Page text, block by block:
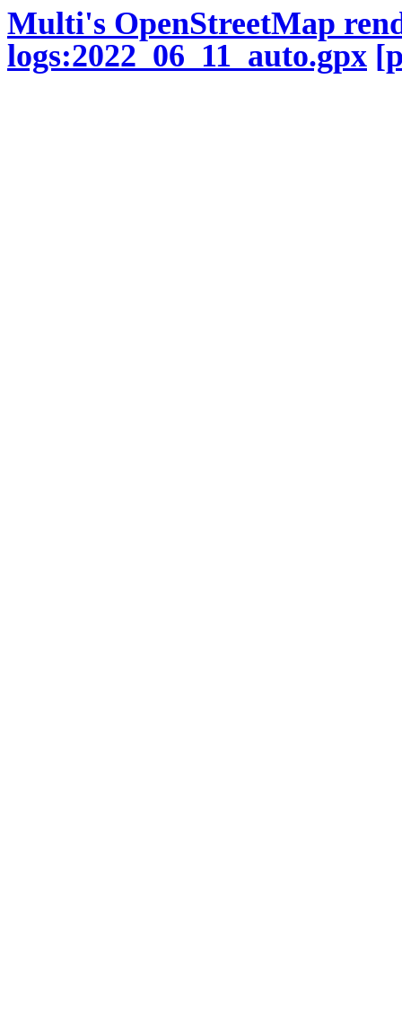
Multi's OpenStreetMap
logs:2022_06_11_auto.gpx